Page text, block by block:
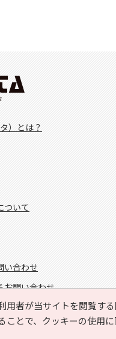
用者が当サイトを閲覧す
ことで、クッキーの使用
）とは？
ついて
い合わせ
お問い合わせ